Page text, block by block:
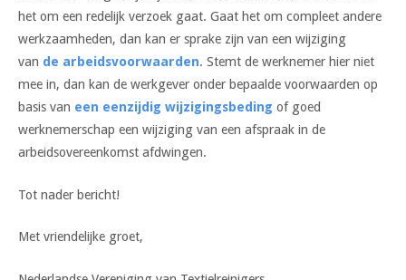
het om een redelijk verzoek gaat. Gaat het om compleet andere
werkzaamheden, dan kan er sprake zijn van een wijziging
van de arbeidsvoorwaarden. Stemt de werknemer hier niet
mee in, dan kan de werkgever onder bepaalde voorwaarden op
basis van een eenzijdig wijzigingsbeding of goed
werknemerschap een wijziging van een afspraak in de
arbeidsovereenkomst afdwingen.
Tot nader bericht!
Met vriendelijke groet,